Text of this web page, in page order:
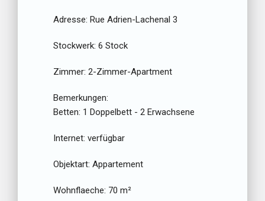
Adresse: Rue Adrien-Lachenal 3
Stockwerk: 6 Stock
Zimmer: 2-Zimmer-Apartment
Bemerkungen:
Betten: 1 Doppelbett - 2 Erwachsene
Internet: verfügbar
Objektart: Appartement
Wohnflaeche: 70 m²